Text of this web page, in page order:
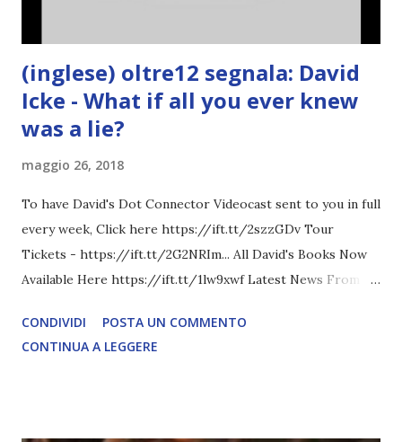
(inglese) oltre12 segnala: David
Icke - What if all you ever knew
was a lie?
maggio 26, 2018
To have David's Dot Connector Videocast sent to you in full
every week, Click here https://ift.tt/2szzGDv Tour
Tickets - https://ift.tt/2G2NRIm... All David's Books Now
Available Here https://ift.tt/1lw9xwf Latest News From
COMPLETO - fonte
CONDIVIDI
POSTA UN COMMENTO
CONTINUA A LEGGERE